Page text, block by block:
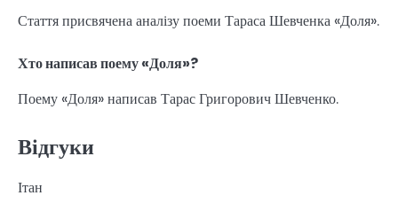
Стаття присвячена аналізу поеми Тараса Шевченка «Доля».
Хто написав поему «Доля»?
Поему «Доля» написав Тарас Григорович Шевченко.
Відгуки
Ітан